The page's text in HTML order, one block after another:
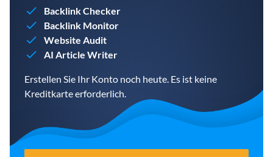
Backlink Checker
Backlink Monitor
Website Audit
AI Article Writer
Erstellen Sie Ihr Konto noch heute. Es ist keine
Kreditkarte erforderlich.